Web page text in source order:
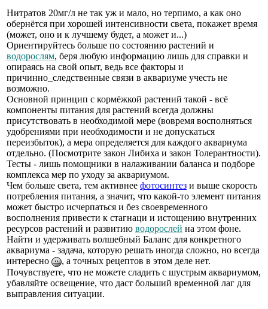
Нитратов 20мг/л не так уж и мало, но терпимо, а как оно
обернётся при хорошей интенсивности света, покажет время
(может, оно и к лучшему будет, а может и...)
Ориентируйтесь больше по состоянию растений и
водорослям, беря любую информацию лишь для справки и
опираясь на свой опыт, ведь все факторы и
причинно_следственные связи в аквариуме учесть не
возможно.
Основной принцип с кормёжкой растений такой - всё
компоненты питания для растений всегда должны
присутствовать в необходимой мере (вовремя восполняться
удобрениями при необходимости и не допускаться
переизбыток), а мера определяется для каждого аквариума
отдельно. (Посмотрите закон Либиха и закон Толерантности).
Тесты - лишь помощники в налаживании баланса и подборе
комплекса мер по уходу за аквариумом.
Чем больше света, тем активнее фотосинтез и выше скорость
потребления питания, а значит, что какой-то элемент питания
может быстро исчерпаться и без своевременного
восполнения привести к стагнаци и истощению внутренних
ресурсов растений и развитию водорослей на этом фоне.
Найти и удерживать волшебный Баланс для конкретного
аквариума - задача, которую решать иногда сложно, но всегда
интересно
, а точных рецептов в этом деле нет.
Почувствуете, что не можете сладить с шустрым аквариумом,
убавляйте освещение, что даст больший временной лаг для
выправления ситуации.